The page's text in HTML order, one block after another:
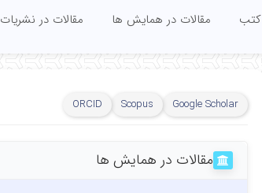
کتب مقالات در همایش ها مقالات در نشریات
Google Scholar
Scopus
ORCID
مقالات در همایش ها